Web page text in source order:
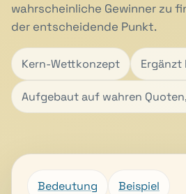
wahrscheinliche Gewinner zu
der entscheidende Punkt.
Kern-Wettkonzept Ergänzt
Aufgebaut auf wahren
Bedeutung Beispiel